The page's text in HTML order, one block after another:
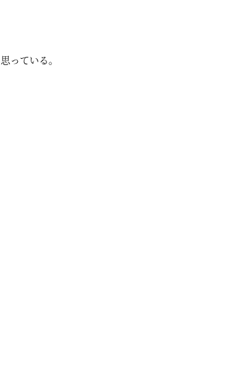
っている。